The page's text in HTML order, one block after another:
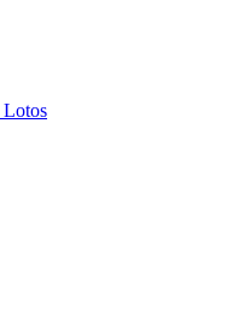
Lotos